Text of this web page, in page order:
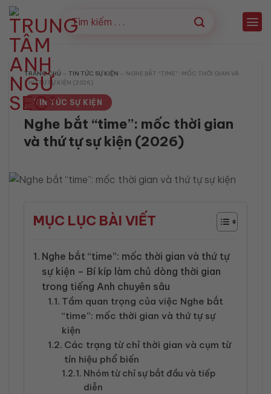
Bỏ
qua
nội
dung
TRANG CHỦ — TIN TỨC SỰ KIỆN — NGHE BẮT “TIME”: MỐC THỜI GIAN VÀ
THỨ TỰ SỰ KIỆN (2026)
TIN TỨC SỰ KIỆN
Nghe bắt “time”: mốc thời gian
và thứ tự sự kiện (2026)
MỤC LỤC BÀI VIẾT
Nghe bắt “time”: mốc thời gian và thứ tự
sự kiện – Bí kíp làm chủ dòng thời gian
trong tiếng Anh chuyên sâu
Tầm quan trọng của việc Nghe bắt
“time”: mốc thời gian và thứ tự sự
kiện
Các trạng từ chỉ thời gian và cụm từ
tín hiệu phổ biến
Nhóm từ chỉ sự bắt đầu và tiếp
diễn